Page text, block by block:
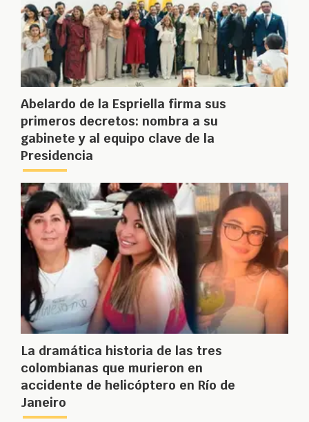
Abelardo de la Espriella firma sus
primeros decretos: nombra a su
gabinete y al equipo clave de la
Presidencia
La dramática historia de las tres
colombianas que murieron en
accidente de helicóptero en Río de
Janeiro